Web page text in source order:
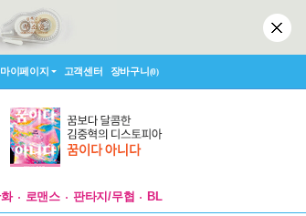
마이페이지 고객센터 장바구니(0)
로맨스 판타지/무협 BL